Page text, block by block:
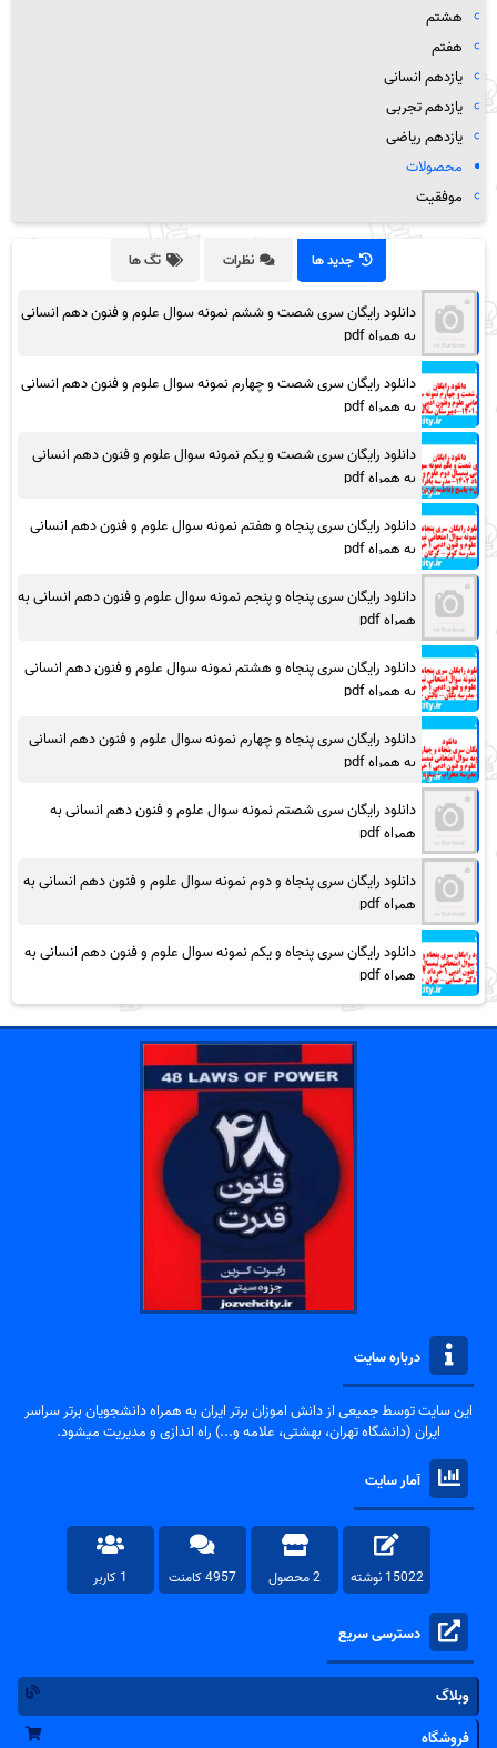
هشتم
هفتم
یازدهم انسانی
یازدهم تجربی
یازدهم ریاضی
محصولات
موفقیت
جدید ها نظرات تگ ها
دانلود رایگان سری شصت و ششم نمونه سوال علوم و فنون دهم انسانی
به همراه pdf
دانلود رایگان سری شصت و چهارم نمونه سوال علوم و فنون دهم انسانی
به همراه pdf
دانلود رایگان سری شصت و یکم نمونه سوال علوم و فنون دهم انسانی
به همراه pdf
دانلود رایگان سری پنجاه و هفتم نمونه سوال علوم و فنون دهم انسانی
به همراه pdf
دانلود رایگان سری پنجاه و پنجم نمونه سوال علوم و فنون دهم انسانی به
همراه pdf
دانلود رایگان سری پنجاه و هشتم نمونه سوال علوم و فنون دهم انسانی
به همراه pdf
دانلود رایگان سری پنجاه و چهارم نمونه سوال علوم و فنون دهم انسانی
به همراه pdf
دانلود رایگان سری شصتم نمونه سوال علوم و فنون دهم انسانی به
همراه pdf
دانلود رایگان سری پنجاه و دوم نمونه سوال علوم و فنون دهم انسانی به
همراه pdf
دانلود رایگان سری پنجاه و یکم نمونه سوال علوم و فنون دهم انسانی به
همراه pdf
درباره سایت
این سایت توسط جمیعی از دانش اموزان برتر ایران به همراه دانشجویان برتر سراسر
ایران (دانشگاه تهران، بهشتی، علامه و...) راه اندازی و مدیریت میشود.
آمار سایت
15022 نوشته 2 محصول 4957 کامنت 1 کاربر
دسترسی سریع
وبلاگ
فروشگاه